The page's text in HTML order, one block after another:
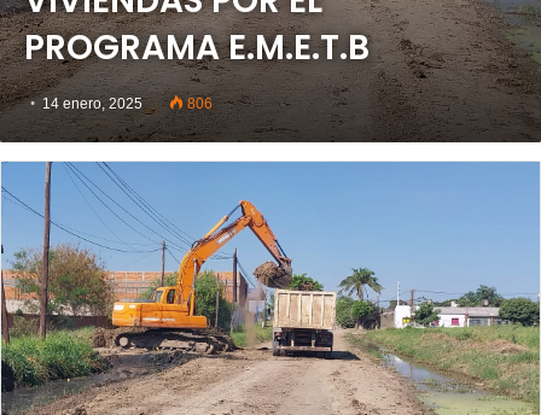
PROGRAMA E.M.E.T.B
14 enero, 2025 806